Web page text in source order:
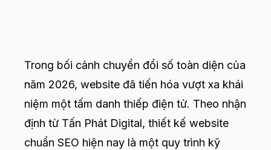
Trong bối cảnh chuyển đổi số toàn diện của
năm 2026, website đã tiến hóa vượt xa khái
niệm một tấm danh thiếp điện tử. Theo nhận
định từ Tấn Phát Digital, thiết kế website
chuẩn SEO hiện nay là một quy trình kỹ